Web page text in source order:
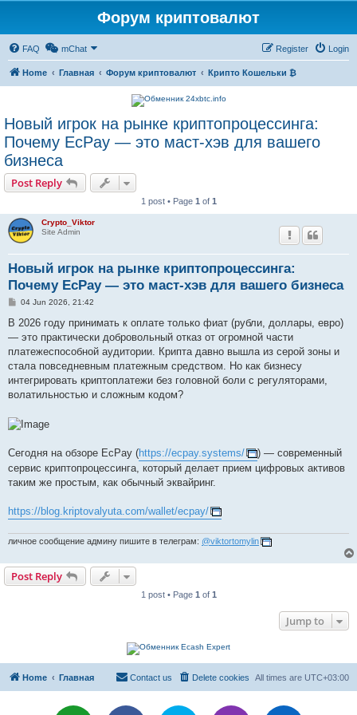
Форум криптовалют
FAQ mChat Login
Register
Home Главная Форум криптовалют Крипто Кошельки ₿
Новый игрок на рынке криптопроцессинга:
Почему EcPay — это маст-хэв для вашего
бизнеса
Post Reply
1 post • Page 1 of 1
Crypto_Viktor
Site Admin
Новый игрок на рынке криптопроцессинга:
Почему EcPay — это маст-хэв для вашего бизнеса
P
s
04 Jun 2026, 21:42
В 2026 году принимать к оплате только фиат (рубли, доллары, евро)
— это практически добровольный отказ от огромной части
платежеспособной аудитории. Крипта давно вышла из серой зоны и
стала повседневным платежным средством. Но как бизнесу
интегрировать криптоплатежи без головной боли с регуляторами,
волатильностью и сложным кодом?
Сегодня на обзоре EcPay (https://ecpay.systems/
) — современный
сервис криптопроцессинга, который делает прием цифровых активов
таким же простым, как обычный эквайринг.
https://blog.kriptovalyuta.com/wallet/ecpay/
личное сообщение админу пишите в телеграм: @viktortomylin
Post Reply
1 post • Page 1 of 1
Jump to
Home Главная All times are UTC+03:00
Delete cookies
Contact us